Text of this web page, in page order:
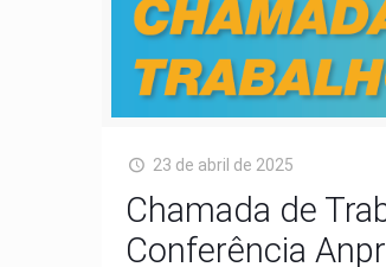
23 de abril de 2025
Chamada de
Conferência